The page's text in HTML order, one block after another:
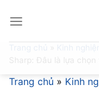
Sharp: Đâu là lựa chọn
Trang chủ » Kinh